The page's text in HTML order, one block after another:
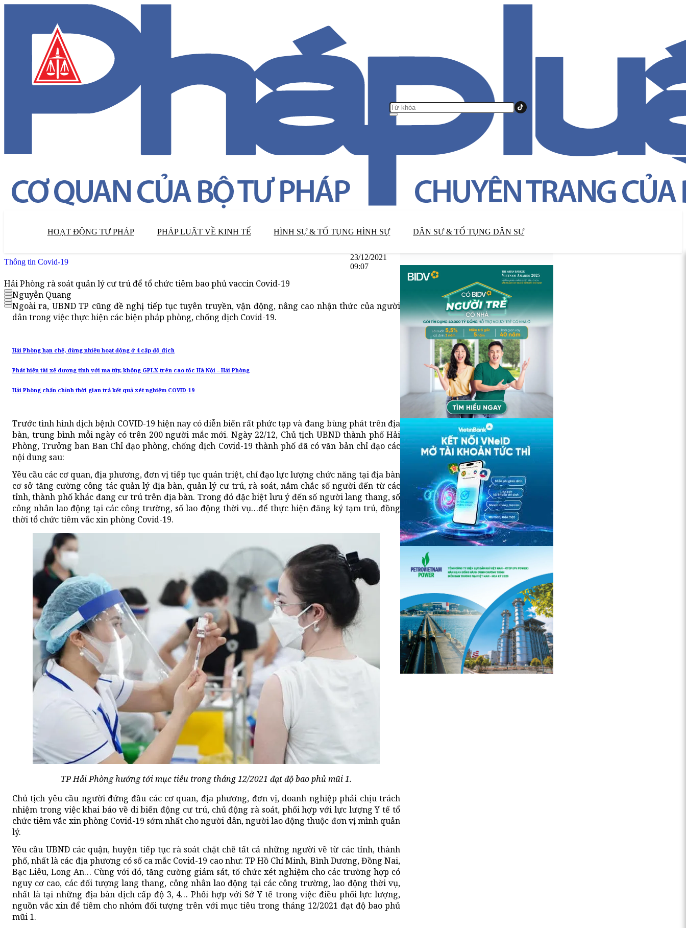
HOẠT ĐỘNG TƯ PHÁP PHÁP LUẬT VỀ KINH TẾ HÌNH SỰ & TỐ TỤNG HÌNH SỰ DÂN SỰ & TỐ TỤNG DÂN SỰ
Thông tin Covid-19
23/12/2021
09:07
Hải Phòng rà soát quản lý cư trú để tổ chức tiêm bao phủ vaccin Covid-19
Nguyễn Quang
Ngoài ra, UBND TP cũng đề nghị tiếp tục tuyên truyền, vận động, nâng cao nhận thức của người
dân trong việc thực hiện các biện pháp phòng, chống dịch Covid-19.
Hải Phòng hạn chế, dừng nhiều hoạt động ở 4 cấp độ dịch
Phát hiện tài xế dương tính với ma túy, không GPLX trên cao tốc Hà Nội – Hải Phòng
Hải Phòng chấn chỉnh thời gian trả kết quả xét nghiệm COVID-19
Trước tình hình dịch bệnh COVID-19 hiện nay có diễn biến rất phức tạp và đang bùng phát trên địa
bàn, trung bình mỗi ngày có trên 200 người mắc mới. Ngày 22/12, Chủ tịch UBND thành phố Hải
Phòng, Trưởng ban Ban Chỉ đạo phòng, chống dịch Covid-19 thành phố đã có văn bản chỉ đạo các
nội dung sau:
Yêu cầu các cơ quan, địa phương, đơn vị tiếp tục quán triệt, chỉ đạo lực lượng chức năng tại địa bàn
cơ sở tăng cường công tác quản lý địa bàn, quản lý cư trú, rà soát, nắm chắc số người đến từ các
tỉnh, thành phố khác đang cư trú trên địa bàn. Trong đó đặc biệt lưu ý đến số người lang thang, số
công nhân lao động tại các công trường, số lao động thời vụ…để thực hiện đăng ký tạm trú, đồng
thời tổ chức tiêm vắc xin phòng Covid-19.
TP Hải Phòng hướng tới mục tiêu trong tháng 12/2021 đạt độ bao phủ mũi 1.
Chủ tịch yêu cầu người đứng đầu các cơ quan, địa phương, đơn vị, doanh nghiệp phải chịu trách
nhiệm trong việc khai báo về di biến động cư trú, chủ động rà soát, phối hợp với lực lượng Y tế tổ
chức tiêm vắc xin phòng Covid-19 sớm nhất cho người dân, người lao động thuộc đơn vị mình quản
lý.
Yêu cầu UBND các quận, huyện tiếp tục rà soát chặt chẽ tất cả những người về từ các tỉnh, thành
phố, nhất là các địa phương có số ca mắc Covid-19 cao như: TP Hồ Chí Minh, Bình Dương, Đồng Nai,
Bạc Liêu, Long An… Cùng với đó, tăng cường giám sát, tổ chức xét nghiệm cho các trường hợp có
nguy cơ cao, các đối tượng lang thang, công nhân lao động tại các công trường, lao động thời vụ,
nhất là tại những địa bàn dịch cấp độ 3, 4… Phối hợp với Sở Y tế trong việc điều phối lực lượng,
nguồn vắc xin để tiêm cho nhóm đối tượng trên với mục tiêu trong tháng 12/2021 đạt độ bao phủ
mũi 1.